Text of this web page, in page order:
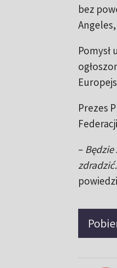
bez
Pomysł
Prezes
–